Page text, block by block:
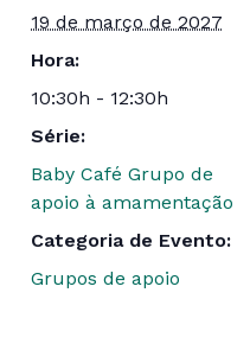
19 de março de 2027
Hora:
10:30h - 12:30h
Série:
Baby Café Grupo de
apoio à amamentação
Categoria de Evento:
Grupos de apoio